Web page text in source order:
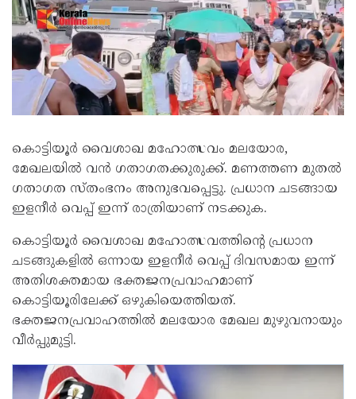
കൊട്ടിയൂര്‍ വൈശാഖ മഹോത്സവം മലയോര,
മേഖലയില്‍ വന്‍ ഗതാഗതക്കുരുക്ക്. മണത്തണ മുതൽ
ഗതാഗത സ്തംഭനം അനുഭവപ്പെട്ടു. പ്രധാന ചടങ്ങായ
ഇളനീര്‍ വെപ്പ് ഇന്ന് രാത്രിയാണ് നടക്കുക.
കൊട്ടിയൂർ വൈശാഖ മഹോത്സവത്തിന്റെ പ്രധാന
ചടങ്ങുകളിൽ ഒന്നായ ഇളനീർ വെപ്പ് ദിവസമായ ഇന്ന്
അതിശക്തമായ ഭക്തജനപ്രവാഹമാണ്
കൊട്ടിയൂരിലേക്ക് ഒഴുകിയെത്തിയത്.
ഭക്തജനപ്രവാഹത്തിൽ മലയോര മേഖല മുഴുവനായും
വീർപ്പുമുട്ടി.